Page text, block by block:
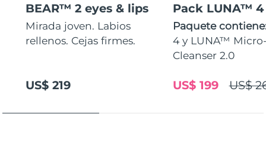
BEAR™ 2 eyes & lips
Mirada joven. Labios
rellenos. Cejas firmes.
US$ 219
Pack LUNA™ 4
Paquete
4 y LUNA™
Cleanser 2.0
US$
US$ 199